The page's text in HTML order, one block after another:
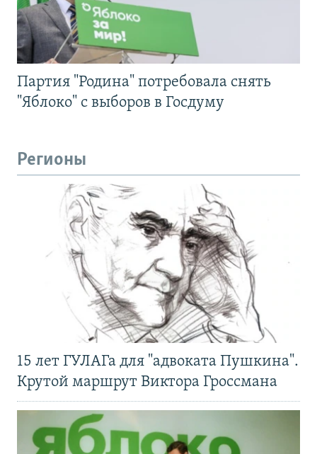
Партия "Родина" потребовала снять
"Яблоко" с выборов в Госдуму
Регионы
15 лет ГУЛАГа для "адвоката Пушкина".
Крутой маршрут Виктора Гроссмана